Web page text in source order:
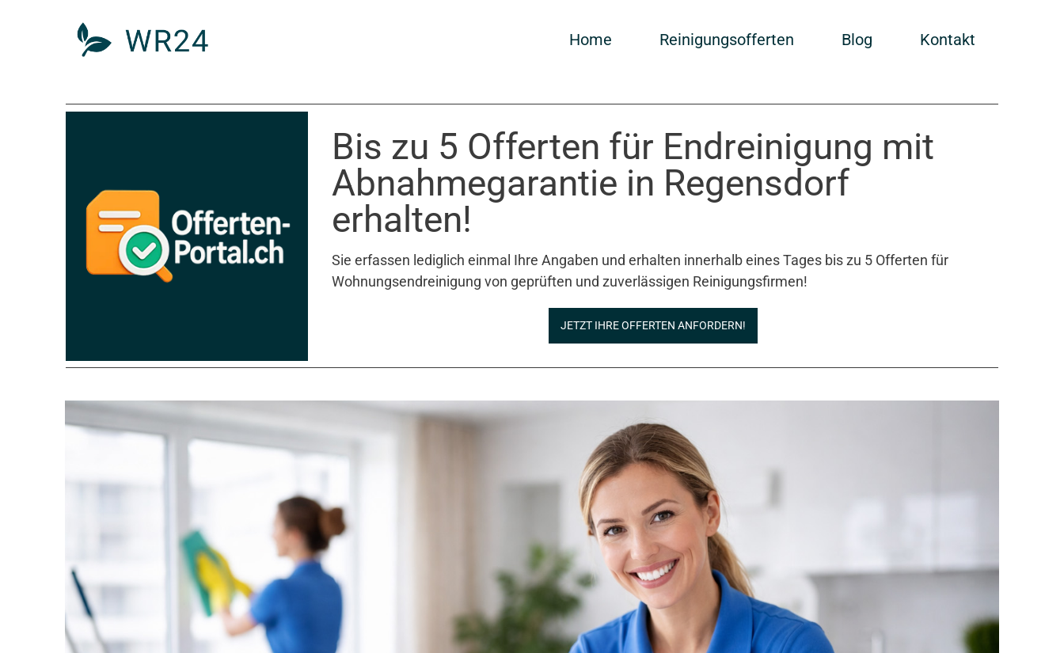
Home Reinigungsofferten Blog Kontakt
Bis zu 5 Offerten für Endreinigung mit
Abnahmegarantie in Regensdorf
erhalten!
Sie erfassen lediglich einmal Ihre Angaben und erhalten innerhalb eines Tages bis zu 5 Offerten für
Wohnungsendreinigung von geprüften und zuverlässigen Reinigungsfirmen!
JETZT IHRE OFFERTEN ANFORDERN!